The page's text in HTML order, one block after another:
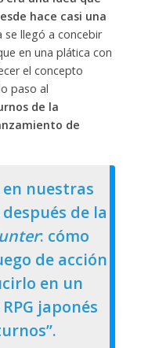
hace casi una
se llegó a concebir
en una plática con
el concepto
paso al
de la
de
nuestras
de la
: cómo
de acción
en un
japonés